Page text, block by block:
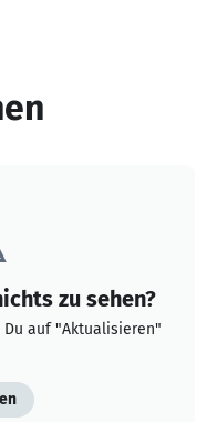
zu sehen?
auf "Aktualisieren"